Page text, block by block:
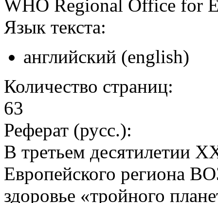
WHO Regional Office for
Язык текста:
английский (english)
Количество страниц:
63
Реферат (русс.):
В третьем десятилетии
Европейского региона
здоровье «тройного